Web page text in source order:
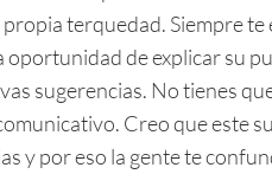
terquedad. Siempre te
oportunidad de explicar su
sugerencias. No tienes
Creo que este
y por eso la gente te